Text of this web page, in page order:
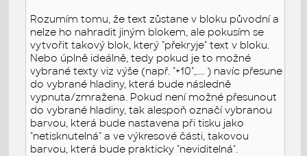
Rozumím tomu, že text zůstane v bloku původní a
nelze ho nahradit jiným blokem, ale pokusím se
vytvořit takový blok, který "překryje" text v bloku.
Nebo úplně ideálně, tedy pokud je to možné
vybrané texty viz výše (např. "+10",.... ) navíc přesune
do vybrané hladiny, která bude následně
vypnuta/zmražena. Pokud není možné přesunout
do vybrané hladiny, tak alespoň označí vybranou
barvou, která bude nastavena při tisku jako
"netisknutelná" a ve výkresové části, takovou
barvou, která bude prakticky "neviditelná".